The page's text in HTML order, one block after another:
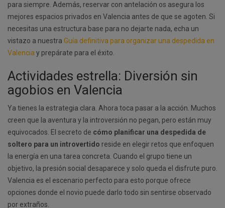
para siempre. Además, reservar con antelación os asegura los
mejores espacios privados en Valencia antes de que se agoten. Si
necesitas una estructura base para no dejarte nada, echa un
vistazo a nuestra Guía definitiva para organizar una despedida en
Valencia y prepárate para el éxito.
Actividades estrella: Diversión sin
agobios en Valencia
Ya tienes la estrategia clara. Ahora toca pasar a la acción. Muchos
creen que la aventura y la introversión no pegan, pero están muy
equivocados. El secreto de cómo planificar una despedida de
soltero para un introvertido reside en elegir retos que enfoquen
la energía en una tarea concreta. Cuando el grupo tiene un
objetivo, la presión social desaparece y solo queda el disfrute puro.
Valencia es el escenario perfecto para esto porque ofrece
opciones donde el novio puede darlo todo sin sentirse observado
por extraños.